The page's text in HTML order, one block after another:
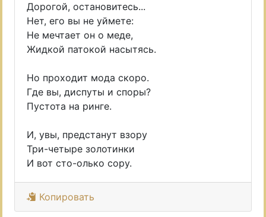
Дорогой, остановитесь...
Нет, его вы не уймете:
Не мечтает он о меде,
Жидкой патокой насытясь.
Но проходит мода скоро.
Где вы, диспуты и споры?
Пустота на ринге.
И, увы, предстанут взору
Три-четыре золотинки
И вот сто-олько сору.
Копировать